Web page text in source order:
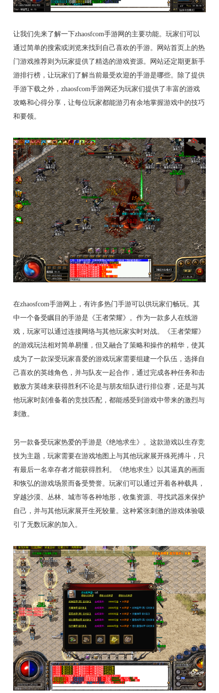
让我们先来了解一下zhaosfcom手游网的主要功能。玩家们可以
通过简单的搜索或浏览来找到自己喜欢的手游。网站首页上的热
门游戏推荐则为玩家提供了精选的游戏资源。网站还定期更新手
游排行榜，让玩家们了解当前最受欢迎的手游是哪些。除了提供
手游下载之外，zhaosfcom手游网还为玩家们提供了丰富的游戏
攻略和心得分享，让每位玩家都能游刃有余地掌握游戏中的技巧
和要领。
在zhaosfcom手游网上，有许多热门手游可以供玩家们畅玩。其
中一个备受瞩目的手游是《王者荣耀》。作为一款多人在线游
戏，玩家可以通过连接网络与其他玩家实时对战。《王者荣耀》
的游戏玩法相对简单易懂，但又融合了策略和操作的精华，使其
成为了一款深受玩家喜爱的游戏玩家需要组建一个队伍，选择自
己喜欢的英雄角色，并与队友一起合作，通过完成各种任务和击
败敌方英雄来获得胜利不论是与朋友组队进行排位赛，还是与其
他玩家时刻准备着的竞技匹配，都能感受到游戏中带来的激烈与
刺激。
另一款备受玩家热爱的手游是《绝地求生》。这款游戏以生存竞
技为主题，玩家需要在游戏地图上与其他玩家展开殊死搏斗，只
有最后一名幸存者才能获得胜利。《绝地求生》以其逼真的画面
和恢弘的游戏场景而备受赞誉。玩家们可以通过开着各种载具，
穿越沙漠、丛林、城市等各种地形，收集资源、寻找武器来保护
自己，并与其他玩家展开生死较量。这种紧张刺激的游戏体验吸
引了无数玩家的加入。